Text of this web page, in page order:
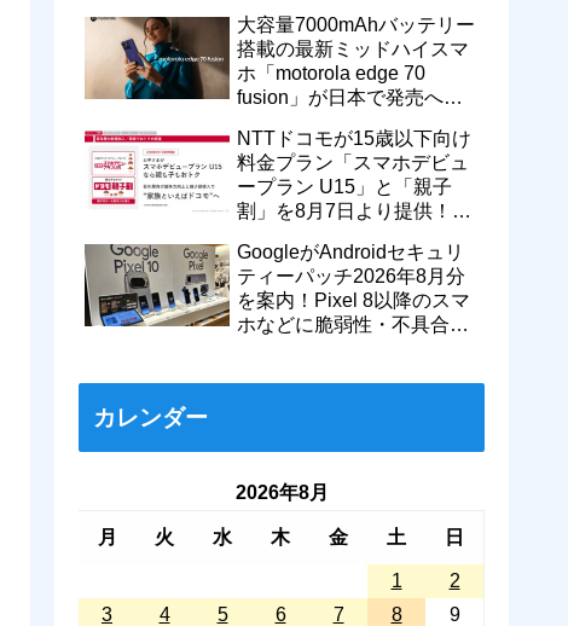
ト】
大容量7000mAhバッテリー
搭載の最新ミッドハイスマ
ホ「motorola edge 70
fusion」が日本で発売へ！
過
NTTドコモが15歳以下向け
料金プラン「スマホデビュ
ープラン U15」と「親子
割」を8月7日より提供！親
550円割引に
GoogleがAndroidセキュリ
ティーパッチ2026年8月分
を案内！Pixel 8以降のスマ
ホなどに脆弱性・不具合の
カレンダー
2026年8月
月 火 水 木 金 土 日
1
2
3
4 5 6 7 8 9